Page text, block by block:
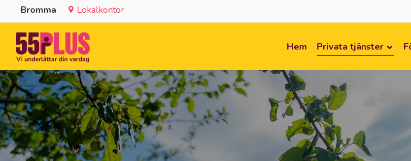
Bromma Lokalkontor
Hem Privata tjänster